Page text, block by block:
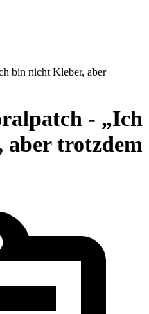
bin nicht Kleber, aber
- „Ich
trotzdem